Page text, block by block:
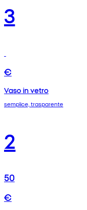
3
€
Vaso in vetro
semplice, trasparente
2
50
€